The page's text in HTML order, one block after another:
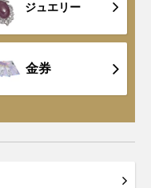
ジュエリー
金券